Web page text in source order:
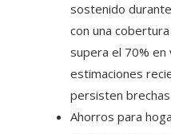
sostenido
con una
supera el 70% en
estimaciones
persisten
Ahorros para